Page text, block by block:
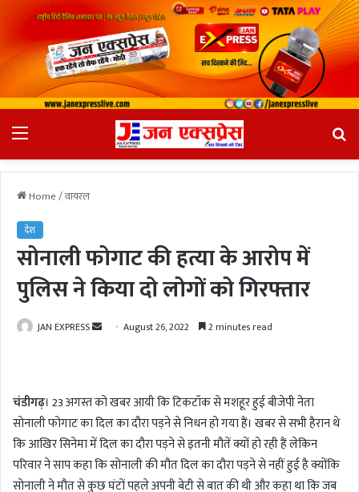
Home/वायरल
देश
सोनाली फोगाट की हत्या के आरोप में
पुलिस ने किया दो लोगों को गिरफ्तार
JAN EXPRESS
a
n
e
m
a
August 26, 2022 2 minutes read
चंडीगढ़। 23 अगस्त को खबर आयी कि टिकटॉक से मशहूर हुई बीजेपी नेता
सोनाली फोगाट का दिल का दौरा पड़ने से निधन हो गया हैं। खबर से सभी हैरान थे
कि आखिर सिनेमा में दिल का दौरा पड़ने से इतनी मौतें क्यों हो रही हैं लेकिन
परिवार ने साप कहा कि सोनाली की मौत दिल का दौरा पड़ने से नहीं हुई है क्योंकि
सोनाली ने मौत से कुछ घंटों पहले अपनी बेटी से बात की थी और कहा था कि जब